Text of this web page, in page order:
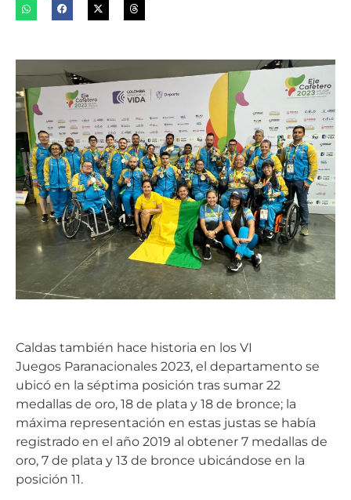
Caldas también hace historia en los VI
Juegos Paranacionales 2023, el departamento se
ubicó en la séptima posición tras sumar 22
medallas de oro, 18 de plata y 18 de bronce; la
máxima representación en estas justas se había
registrado en el año 2019 al obtener 7 medallas de
oro, 7 de plata y 13 de bronce ubicándose en la
posición 11.